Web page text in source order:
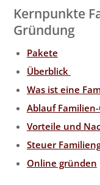
Kernpunkte
Gründung
Pakete
Überblick
Was ist eine
Ablauf Familien-
Vorteile und
Steuer
Online gründen